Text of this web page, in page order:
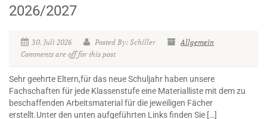
2026/2027
30. Juli 2026 Posted By: Schiller
Allgemein
Comments are off for this post
Sehr geehrte Eltern,für das neue Schuljahr haben unsere
Fachschaften für jede Klassenstufe eine Materialliste mit dem zu
beschaffenden Arbeitsmaterial für die jeweiligen Fächer
erstellt.Unter den unten aufgeführten Links finden Sie […]